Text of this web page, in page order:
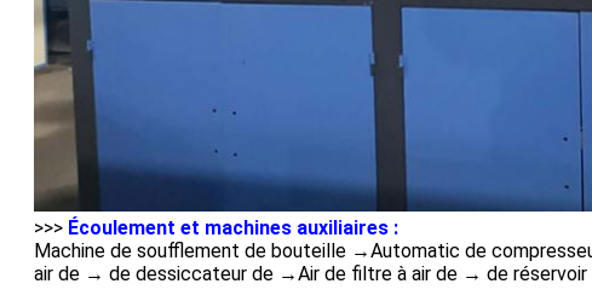
>>> Écoulement et machines auxiliaires :
Machine de soufflement de bouteille →Automatic de
air de → de dessiccateur de →Air de filtre à air de → de